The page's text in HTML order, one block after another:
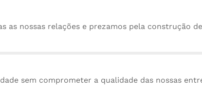
as nossas relações e prezamos pela construção
sem comprometer a qualidade das nossas